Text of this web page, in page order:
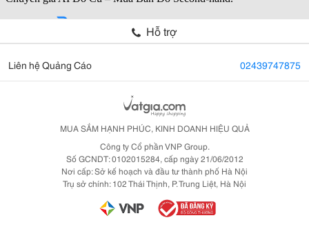
Hỗ trợ
Liên hệ Quảng Cáo 02439747875
MUA SẮM HẠNH PHÚC, KINH DOANH HIỆU QUẢ
Công ty Cổ phần VNP Group.
Số GCNDT: 0102015284, cấp ngày 21/06/2012
Nơi cấp: Sở kế hoạch và đầu tư thành phố Hà Nội
Trụ sở chính: 102 Thái Thịnh, P. Trung Liệt, Hà Nội